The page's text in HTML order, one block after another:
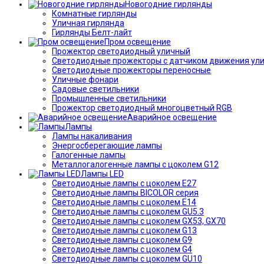
Новогодние гирлянды
Комнатные гирлянды
Уличная гирлянда
Гирлянды Белт-лайт
Пром освещение
Прожектор светодиодный уличный
Светодиодные прожекторы с датчиком движения
Светодиодные прожекторы переносные
Уличные фонари
Садовые светильники
Промышленные светильники
Прожектор светодиодный многоцветный RGB
Аварийное освещение
Лампы
Лампы накаливания
Энергосберегающие лампы
Галогенные лампы
Металлогалогенные лампы с цоколем G12
Лампы LED
Светодиодные лампы с цоколем E27
Светодиодные лампы BICOLOR серия
Светодиодные лампы с цоколем E14
Светодиодные лампы с цоколем GU5.3
Светодиодные лампы с цоколем GX53, GX70
Светодиодные лампы с цоколем G13
Светодиодные лампы с цоколем G9
Светодиодные лампы с цоколем G4
Светодиодные лампы с цоколем GU10